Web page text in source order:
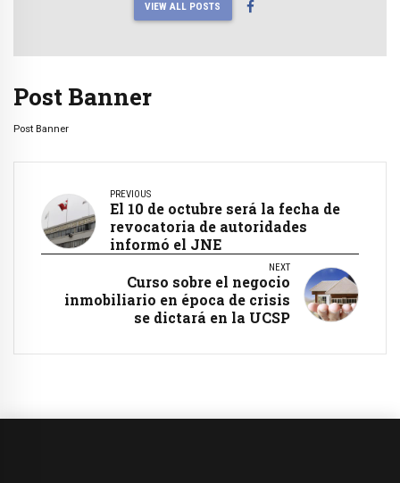
VIEW ALL POSTS
Post Banner
Post Banner
PREVIOUS
El 10 de octubre será la fecha de
revocatoria de autoridades
informó el JNE
NEXT
Curso sobre el negocio
inmobiliario en época de crisis
se dictará en la UCSP